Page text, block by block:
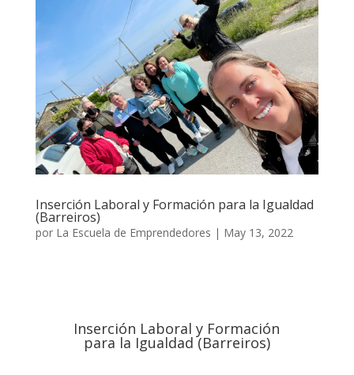
Inserción Laboral y Formación para la Igualdad
(Barreiros)
por La Escuela de Emprendedores | May 13, 2022
Inserción Laboral y Formación
para la Igualdad (Barreiros)